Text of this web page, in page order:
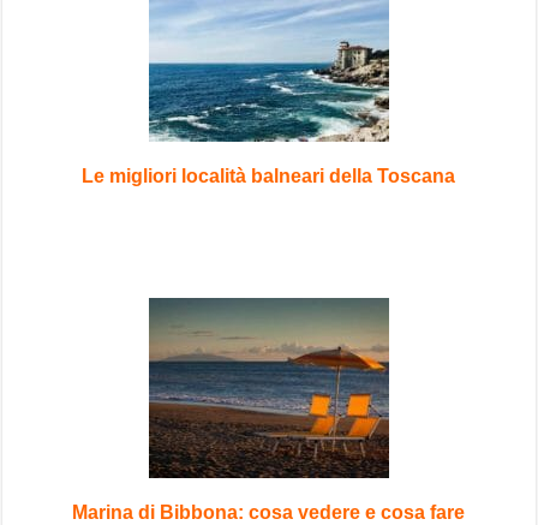
Le migliori località balneari della Toscana
Marina di Bibbona: cosa vedere e cosa fare